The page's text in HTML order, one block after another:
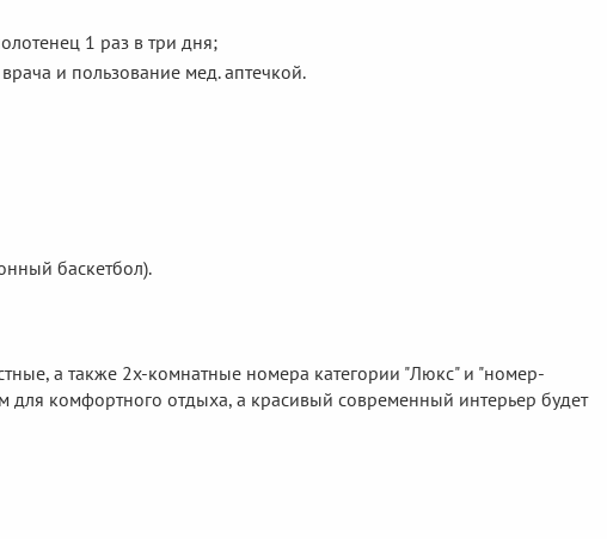
1 раз в три дня;
и пользование мед. аптечкой.
баскетбол).
а также 2х-комнатные номера категории "Люкс" и "номер-
комфортного отдыха, а красивый современный интерьер будет